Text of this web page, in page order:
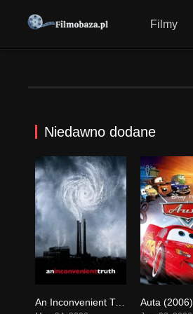
Filmy
Niedawno dodane
0
An Inconvenient Truth (2006) Auta (2006)